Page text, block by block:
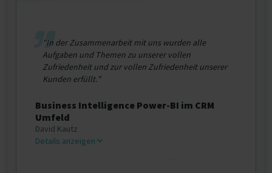
"In der Zusammenarbeit mit uns wurden alle
Aufgaben und Themen zu unserer vollen
Zufriedenheit und zur vollen Zufriedenheit unserer
Kunden erfüllt."
Business Intelligence Power-BI im CRM
Umfeld
David Kautz
Details anzeigen